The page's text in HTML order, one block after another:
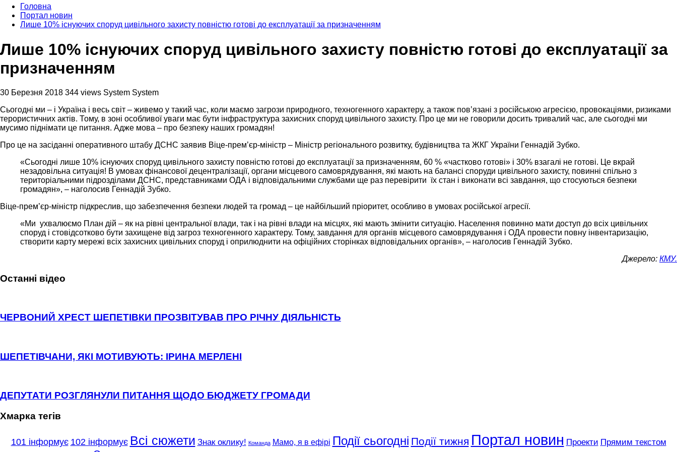
Головна
Портал новин
Лише 10% існуючих споруд цивільного захисту повністю готові до експлуатації за призначенням
Лише 10% існуючих споруд цивільного захисту повністю готові до експлуатації за
призначенням
30 Березня 2018 344 views System System
Сьогодні ми – і Україна і весь світ – живемо у такий час, коли маємо загрози природного, техногенного характеру, а також пов’язані з російською агресією, провокаціями, ризиками
терористичних актів. Тому, в зоні особливої уваги має бути інфраструктура захисних споруд цивільного захисту. Про це ми не говорили досить тривалий час, але сьогодні ми
мусимо піднімати це питання. Адже мова – про безпеку наших громадян!
Про це на засіданні оперативного штабу ДСНС заявив Віце-прем’єр-міністр – Міністр регіонального розвитку, будівництва та ЖКГ України Геннадій Зубко.
«Сьогодні лише 10% існуючих споруд цивільного захисту повністю готові до експлуатації за призначенням, 60 % «частково готові» і 30% взагалі не готові. Це вкрай
незадовільна ситуація! В умовах фінансової децентралізації, органи місцевого самоврядування, які мають на балансі споруди цивільного захисту, повинні спільно з
територіальними підрозділами ДСНС, представниками ОДА і відповідальними службами ще раз перевірити їх стан і виконати всі завдання, що стосуються безпеки
громадян», – наголосив Геннадій Зубко.
Віце-прем’єр-міністр підкреслив, що забезпечення безпеки людей та громад – це найбільший пріоритет, особливо в умовах російської агресії.
«Ми ухвалюємо План дій – як на рівні центральної влади, так і на рівні влади на місцях, які мають змінити ситуацію. Населення повинно мати доступ до всіх цивільних
споруд і стовідсотково бути захищене від загроз техногенного характеру. Тому, завдання для органів місцевого самоврядування і ОДА провести повну інвентаризацію,
створити карту мережі всіх захисних цивільних споруд і оприлюднити на офіційних сторінках відповідальних органів», – наголосив Геннадій Зубко.
Джерело: КМУ.
Останні відео
ЧЕРВОНИЙ ХРЕСТ ШЕПЕТІВКИ ПРОЗВІТУВАВ ПРО РІЧНУ ДІЯЛЬНІСТЬ
ШЕПЕТІВЧАНИ, ЯКІ МОТИВУЮТЬ: ІРИНА МЕРЛЕНІ
ДЕПУТАТИ РОЗГЛЯНУЛИ ПИТАННЯ ЩОДО БЮДЖЕТУ ГРОМАДИ
Хмарка тегів
101 інформує 102 інформує Всі сюжети Знак оклику! Команда Мамо, я в ефірі Події сьогодні Події тижня Портал новин Проекти Прямим текстом